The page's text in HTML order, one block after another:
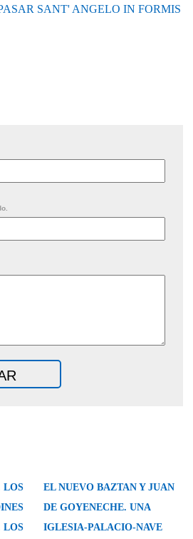
SANT' ANGELO IN FORMIS
LOS
LOS
EL NUEVO BAZTAN Y JUAN
DE GOYENECHE. UNA
IGLESIA-PALACIO-NAVE